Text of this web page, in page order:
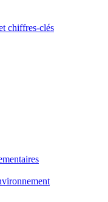
chiffres-clés